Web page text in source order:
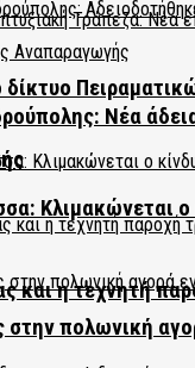
Νέα
και η τεχνητή
δίκτυο
Κλιμακώνεται ο
στην πολωνική